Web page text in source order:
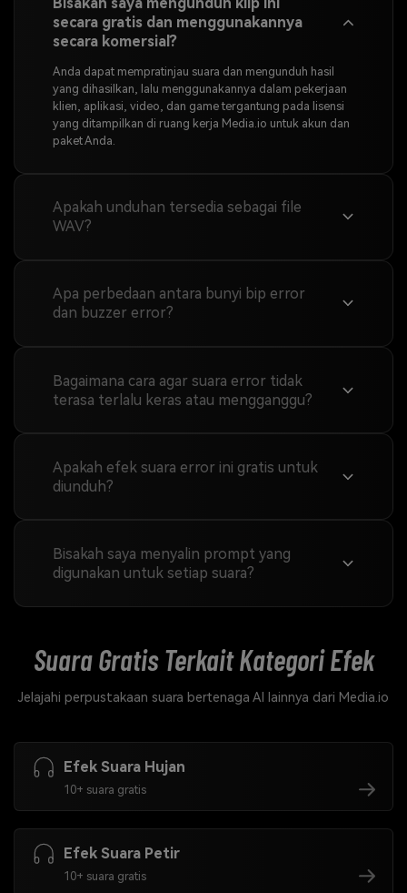
secara gratis dan menggunakannya
secara komersial?
Anda dapat mempratinjau suara dan mengunduh hasil
yang dihasilkan, lalu menggunakannya dalam pekerjaan
klien, aplikasi, video, dan game tergantung pada lisensi
yang ditampilkan di ruang kerja Media.io untuk akun dan
paket Anda.
Apakah unduhan tersedia sebagai file
WAV?
Apa perbedaan antara bunyi bip error
dan buzzer error?
Bagaimana cara agar suara error tidak
terasa terlalu keras atau mengganggu?
Apakah efek suara error ini gratis untuk
diunduh?
Bisakah saya menyalin prompt yang
digunakan untuk setiap suara?
Suara Gratis TerkaitKategori Efek
Jelajahi perpustakaan suara bertenaga AI lainnya dari Media.io
Efek Suara Hujan
10+ suara gratis
Efek Suara Petir
10+ suara gratis